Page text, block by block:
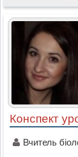
Конспект
Вчитель